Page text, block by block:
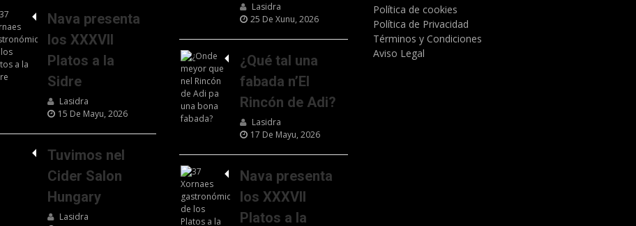
Nava presenta
los XXXVII
Platos a la
Sidre
Lasidra
15 De Mayu, 2026
Tuvimos nel
Cider Salon
Hungary
Lasidra
Lasidra
25 De Xunu, 2026
¿Qué tal una
fabada n’El
Rincón de Adi?
Lasidra
17 De Mayu, 2026
Nava presenta
los XXXVII
Platos a la
Política de cookies
Política de Privacidad
Términos y Condiciones
Aviso Legal